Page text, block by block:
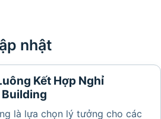
nhật
Kết Hợp Nghỉ
Building
là lựa chọn lý tưởng cho các